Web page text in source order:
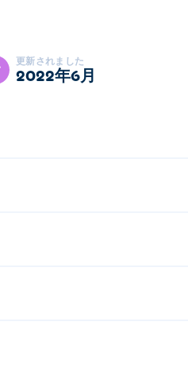
更新されました
2022年6月